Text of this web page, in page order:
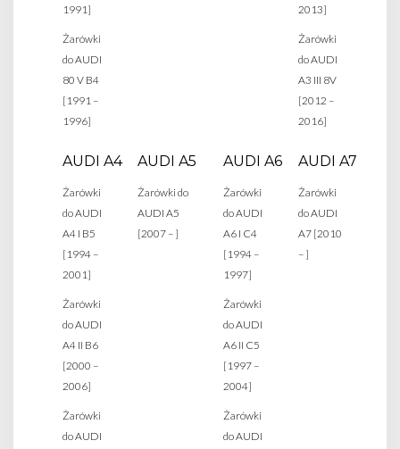
1991]
Żarówki
do AUDI
80 V B4
[1991 –
1996]
2013]
Żarówki
do AUDI
A3 III 8V
[2012 –
2016]
AUDI A4
Żarówki
do AUDI
A4 I B5
[1994 –
2001]
Żarówki
do AUDI
A4 II B6
[2000 –
2006]
Żarówki
do AUDI
AUDI A5
Żarówki do
AUDI A5
[2007 – ]
AUDI A6
Żarówki
do AUDI
A6 I C4
[1994 –
1997]
Żarówki
do AUDI
A6 II C5
[1997 –
2004]
Żarówki
do AUDI
AUDI A7
Żarówki
do AUDI
A7 [2010
– ]